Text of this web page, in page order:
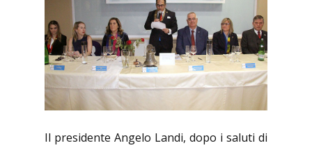
Il presidente Angelo Landi, dopo i saluti di